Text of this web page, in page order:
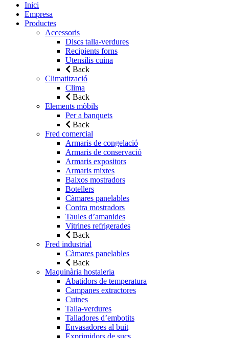
Inici
Empresa
Productes
Accessoris
Discs talla-verdures
Recipients forns
Utensilis cuina
Back
Climatització
Clima
Back
Elements mòbils
Per a banquets
Back
Fred comercial
Armaris de congelació
Armaris de conservació
Armaris expositors
Armaris mixtes
Baixos mostradors
Botellers
Càmares panelables
Contra mostradors
Taules d’amanides
Vitrines refrigerades
Back
Fred industrial
Càmares panelables
Back
Maquinària hostaleria
Abatidors de temperatura
Campanes extractores
Cuines
Talla-verdures
Talladores d’embotits
Envasadores al buit